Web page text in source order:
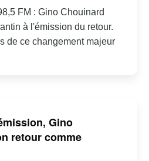
FM : Gino Chouinard
à l'émission du retour.
de ce changement majeur
Gino
retour comme